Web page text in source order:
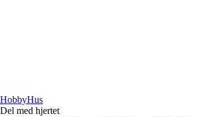
HobbyHus
Del med hjertet